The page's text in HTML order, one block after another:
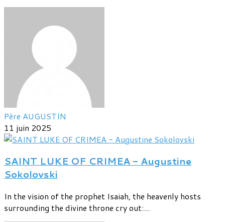
Père AUGUSTIN
11 juin 2025
SAINT LUKE OF CRIMEA - Augustine
Sokolovski
In the vision of the prophet Isaiah, the heavenly hosts
surrounding the divine throne cry out:...